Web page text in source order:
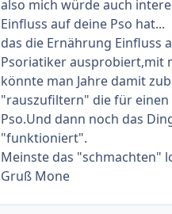
also mich würde auch
Einfluss auf deine Pso hat...
das die Ernährung Einfluss
Psoriatiker ausprobiert,mit
könnte man Jahre damit
"rauszufiltern" die für
Pso.Und dann noch das
"funktioniert".
Meinste das "schmachten"
Gruß Mone